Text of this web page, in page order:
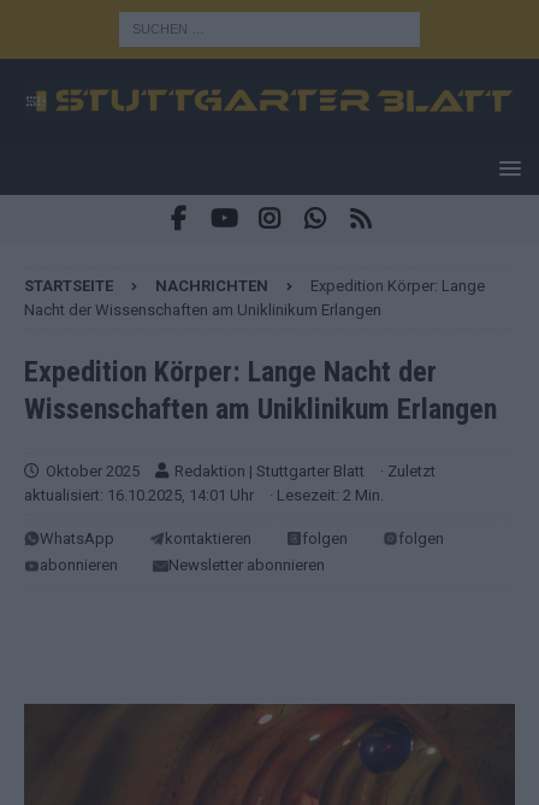
STARTSEITE NACHRICHTEN
Expedition Körper: Lange
Nacht der Wissenschaften am Uniklinikum Erlangen
Expedition Körper: Lange Nacht der
Wissenschaften am Uniklinikum Erlangen
Oktober 2025 Redaktion | Stuttgarter Blatt
· Zuletzt
aktualisiert: 16.10.2025, 14:01 Uhr
· Lesezeit: 2 Min.
WhatsApp kontaktieren folgen
folgen
abonnieren
Newsletter abonnieren